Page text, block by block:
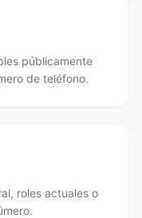
públicamente
de teléfono.
roles actuales o